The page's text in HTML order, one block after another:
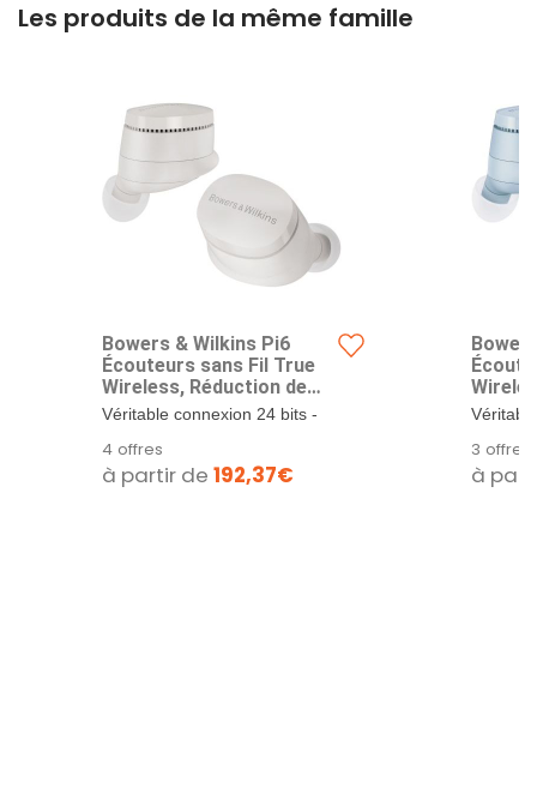
Les produits de la même famille
Bowers & Wilkins Pi6
Écouteurs sans Fil True
Wireless, Réduction de
Bruit, Bluetooth, aptX,
Gris Nuage
Véritable connexion 24 bits -
haute...
4 offres
à partir de 192,37€
Bruit,
Bleu
haute...
3 offres
à